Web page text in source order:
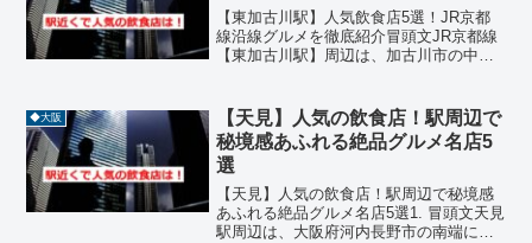
【東加古川駅】人気飲食店5選！JR京都
線沿線グルメを徹底紹介冒頭文JR京都線
【東加古川駅】周辺は、加古川市の中心
歩圏内には、焼肉、イタリアン、和食、
鉄板バル、洋食などジ...
◆大阪
【天見】人気の飲食店！駅周辺で
秘境感あふれる絶品グルメ名店5
選
【天見】人気の飲食店！駅周辺で秘境感
あふれる絶品グルメ名店5選1. 冒頭文天見
駅周辺は、大阪府河内長野市の南端に位